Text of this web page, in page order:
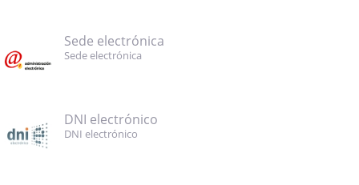
Sede electrónica
Sede electrónica
DNI electrónico
DNI electrónico